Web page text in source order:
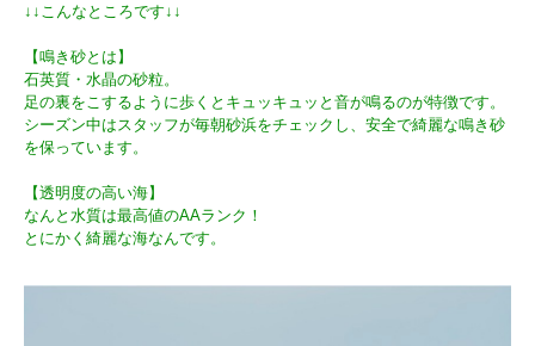
↓↓こんなところです↓↓
【鳴き砂とは】
石英質・水晶の砂粒。
足の裏をこするように歩くとキュッキュッと音が鳴るのが特徴です。
シーズン中はスタッフが毎朝砂浜をチェックし、安全で綺麗な鳴き砂
を保っています。
【透明度の高い海】
なんと水質は最高値のAAランク！
とにかく綺麗な海なんです。